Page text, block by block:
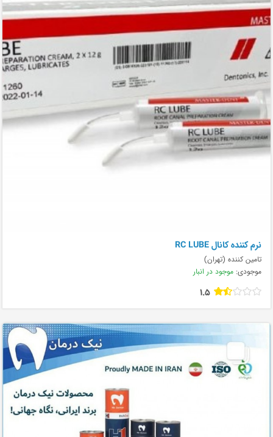
نرم کننده کانال RC LUBE
تامین کننده (تهران)
موجودی: موجود در انبار
1.5